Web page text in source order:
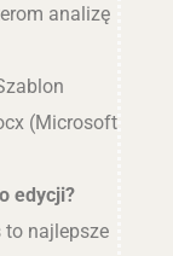
analizę
(Microsoft
edycji?
to najlepsze